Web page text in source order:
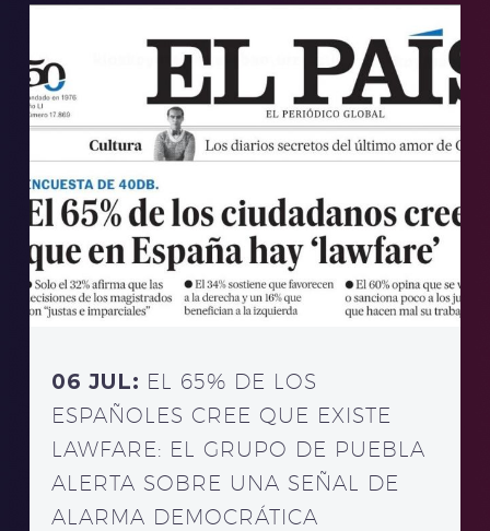
06 JUL: EL 65% DE LOS
ESPAÑOLES CREE QUE EXISTE
LAWFARE: EL GRUPO DE PUEBLA
ALERTA SOBRE UNA SEÑAL DE
ALARMA DEMOCRÁTICA